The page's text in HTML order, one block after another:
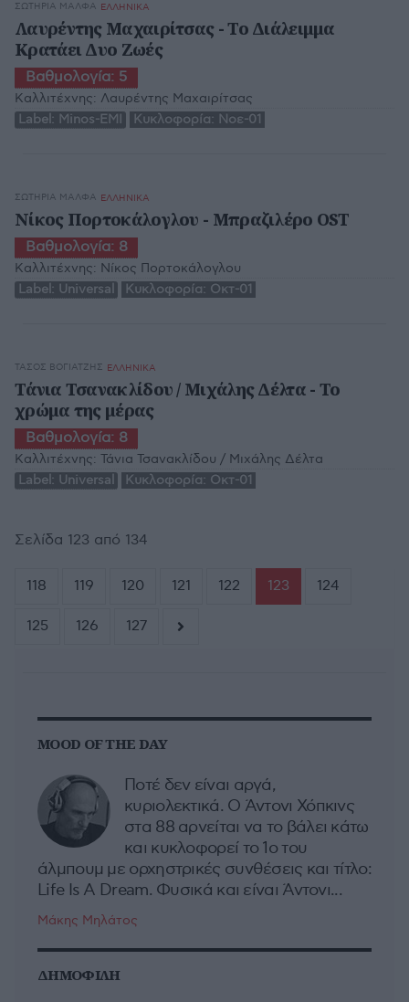
ΣΩΤΗΡΊΑ ΜΆΛΦΑ ΕΛΛΗΝΙΚΑ
Λαυρέντης Μαχαιρίτσας - Το Διάλειμμα
Κρατάει Δυο Ζωές
Βαθμολογία: 5
Καλλιτέχνης: Λαυρέντης Μαχαιρίτσας
Label: Minos-EMI Κυκλοφορία: Νοε-01
ΣΩΤΗΡΊΑ ΜΆΛΦΑ ΕΛΛΗΝΙΚΑ
Νίκος Πορτοκάλογλου - Μπραζιλέρο OST
Βαθμολογία: 8
Καλλιτέχνης: Νίκος Πορτοκάλογλου
Label: Universal Κυκλοφορία: Οκτ-01
ΤΆΣΟΣ ΒΟΓΙΑΤΖΉΣ ΕΛΛΗΝΙΚΑ
Τάνια Τσανακλίδου / Μιχάλης Δέλτα - Το
χρώμα της μέρας
Βαθμολογία: 8
Καλλιτέχνης: Τάνια Τσανακλίδου / Μιχάλης Δέλτα
Label: Universal Κυκλοφορία: Οκτ-01
Σελίδα 123 από 134
118 119 120 121 122 123 124
125 126 127
MOOD OF THE DAY
Ποτέ δεν είναι αργά,
κυριολεκτικά. Ο Άντονι Χόπκινς
στα 88 αρνείται να το βάλει κάτω
και κυκλοφορεί το 1ο του
άλμπουμ με ορχηστρικές συνθέσεις και τίτλο:
Life Is A Dream. Φυσικά και είναι Άντονι...
Μάκης Μηλάτος
ΔΗΜΟΦΙΛΗ